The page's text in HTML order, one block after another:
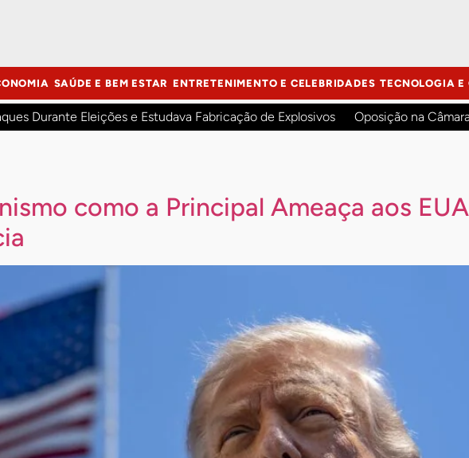
SAÚDE E BEM ESTAR ENTRETENIMENTO E CELEBRIDADES TECNOLOGIA E
Durante Eleições e Estudava Fabricação de Explosivos Oposição na
como a Principal Ameaça aos